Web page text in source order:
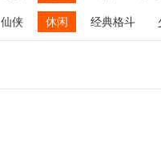
仙侠 休闲 经典格斗